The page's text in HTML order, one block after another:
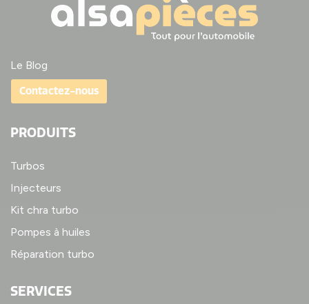
Le Blog
Contactez-nous
PRODUITS
Turbos
Injecteurs
Kit chra turbo
Pompes à huiles
Réparation turbo
SERVICES